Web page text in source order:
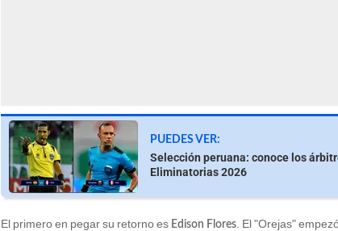
PUEDES VER:
Selección peruana: conoce los
Eliminatorias 2026
El primero en pegar su retorno es Edison Flores . El "Orejas"